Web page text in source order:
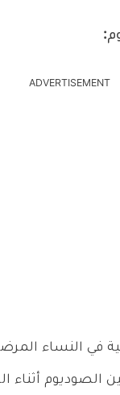
ADVERTISEMENT
في النساء
الصوديوم أثناء